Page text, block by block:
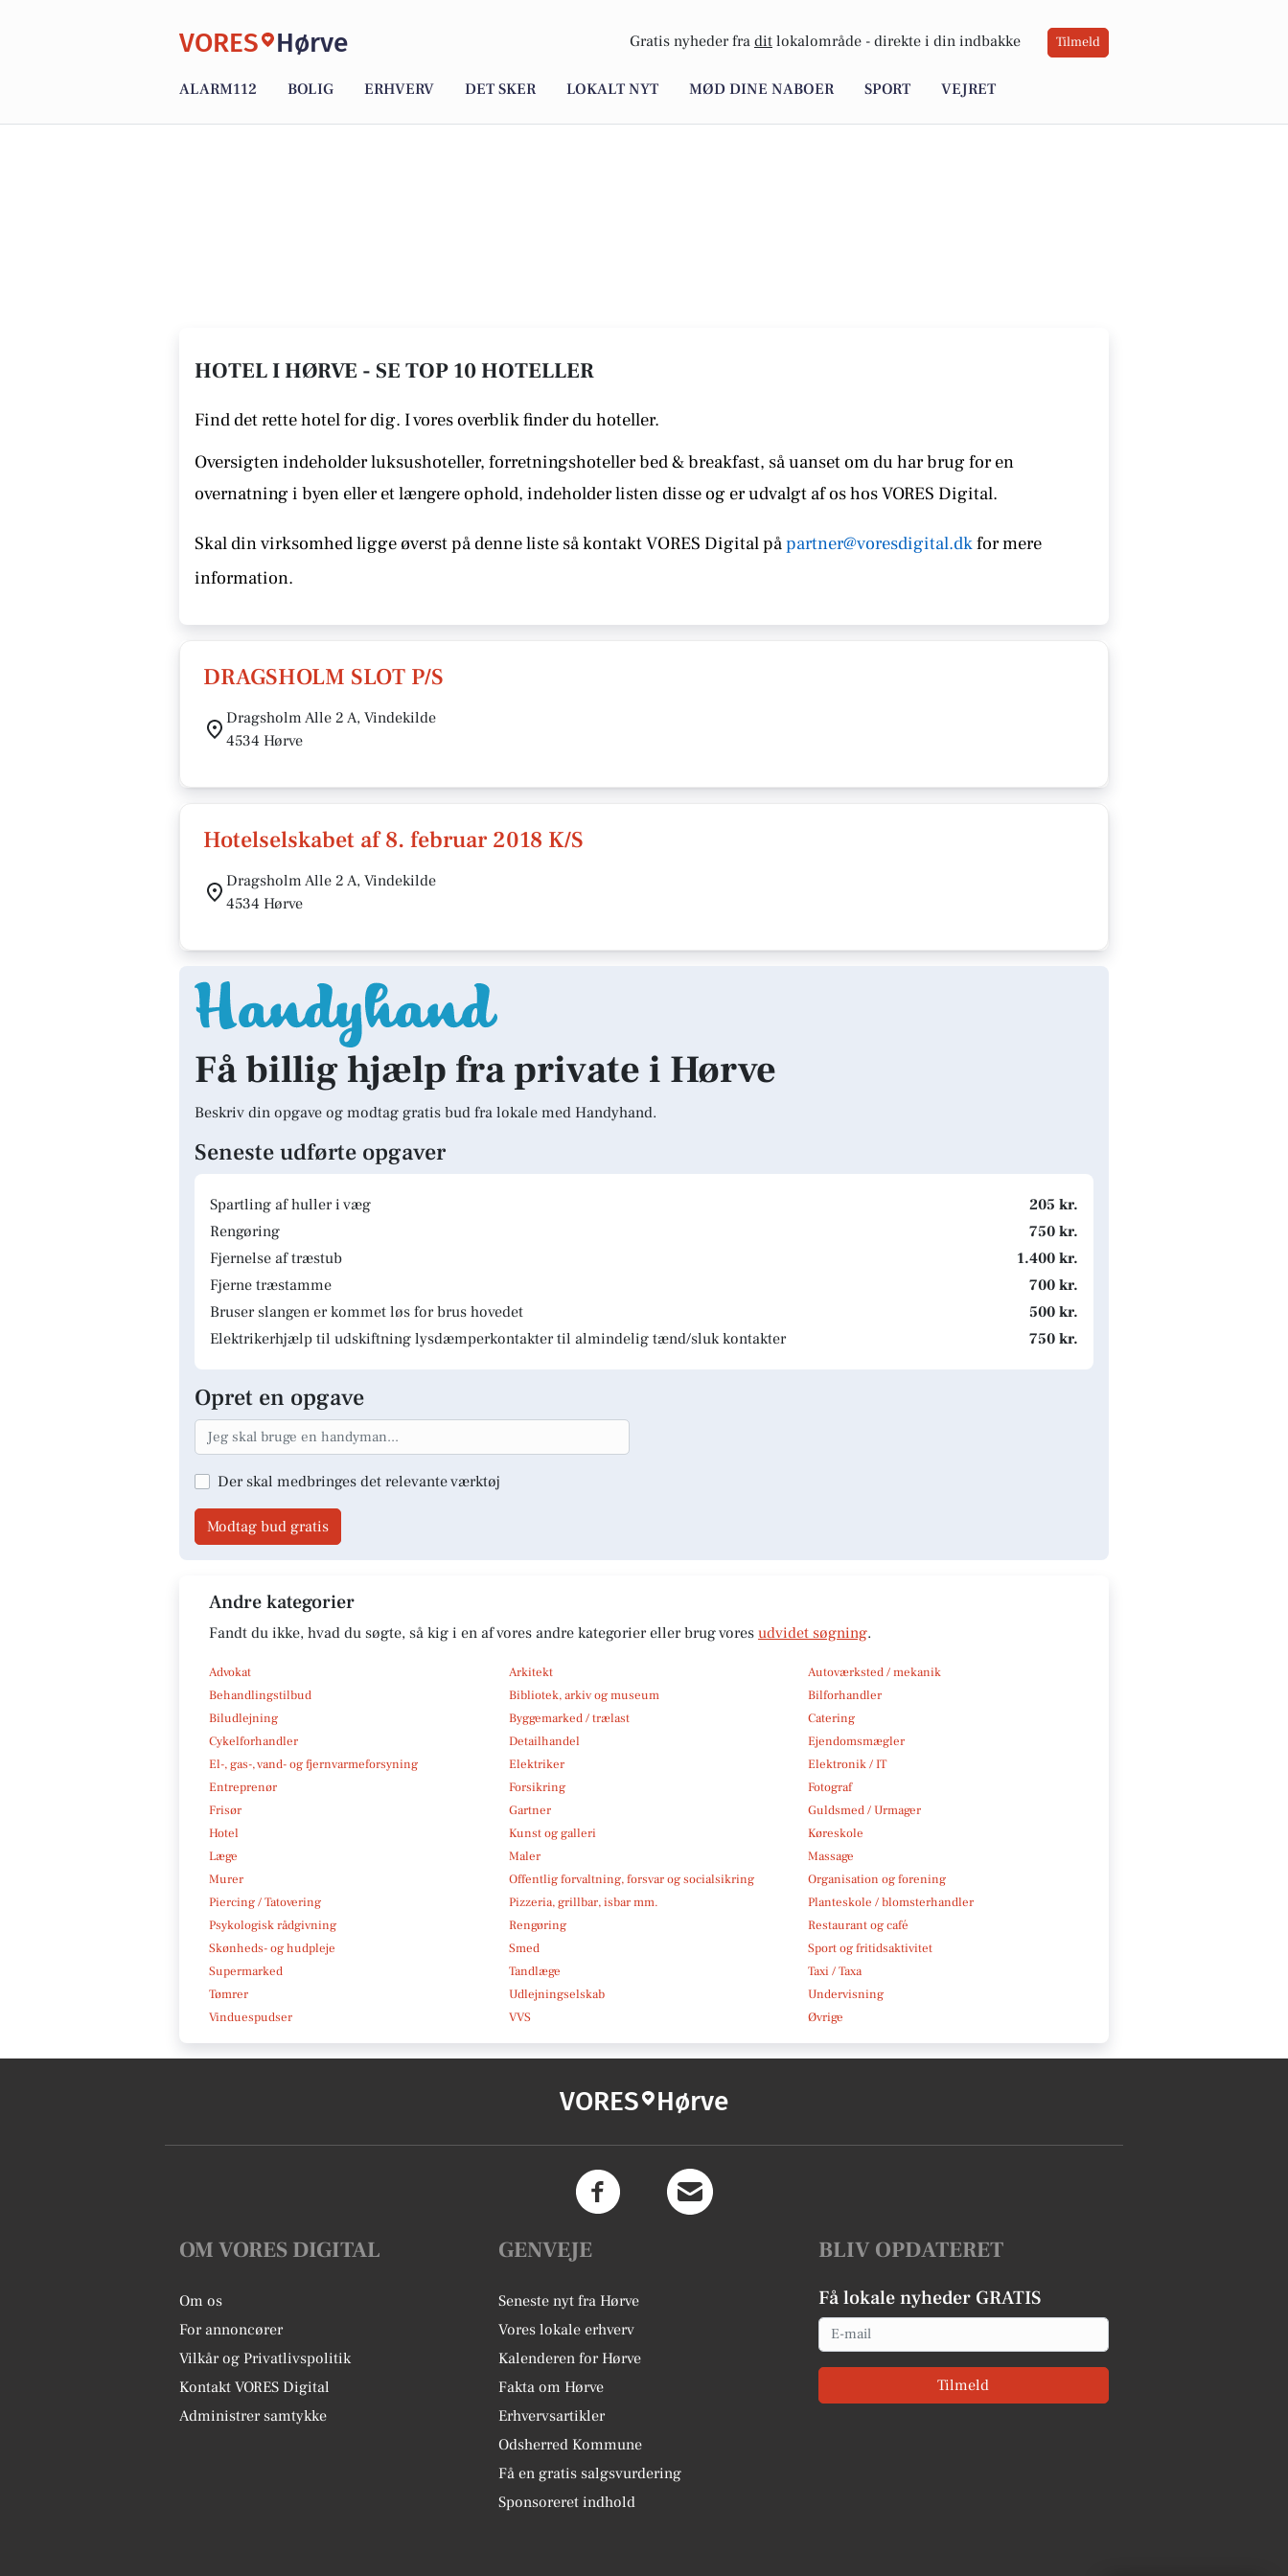
VORES Hørve Gratis nyheder fra dit lokalområde - direkte i din indbakke Tilmeld
ALARM112 BOLIG ERHVERV DET SKER LOKALT NYT MØD DINE NABOER SPORT VEJRET
HOTEL I HØRVE - SE TOP 10 HOTELLER
Find det rette hotel for dig. I vores overblik finder du hoteller.
Oversigten indeholder luksushoteller, forretningshoteller bed & breakfast, så uanset om du har brug for en
overnatning i byen eller et længere ophold, indeholder listen disseog er udvalgt af os hos VORES Digital.
Skal din virksomhed ligge øverst på denne liste så kontaktVORES Digital påpartner@voresdigital.dkfor mere
information.
DRAGSHOLM SLOT P/S
Dragsholm Alle 2 A, Vindekilde
4534 Hørve
Hotelselskabet af 8. februar 2018 K/S
Dragsholm Alle 2 A, Vindekilde
4534 Hørve
Få billig hjælp fra private i Hørve
Beskriv din opgave og modtag gratis bud fra lokale med Handyhand.
Seneste udførte opgaver
Spartling af huller i væg
205 kr.
Rengøring
750 kr.
Fjernelse af træstub
1.400 kr.
Fjerne træstamme
700 kr.
Bruser slangen er kommet løs for brus hovedet
500 kr.
Elektrikerhjælp til udskiftning lysdæmperkontakter til almindelig tænd/sluk kontakter
750 kr.
Opret en opgave
Der skal medbringes det relevante værktøj
Modtag bud gratis
Andre kategorier
Fandt du ikke, hvad du søgte, så kig i en af vores andre kategorier eller brug vores udvidet søgning.
Advokat Arkitekt
Autoværksted / mekanik
Behandlingstilbud
Bibliotek, arkiv og museum
Bilforhandler
Biludlejning
Byggemarked / trælast
Catering
Cykelforhandler
Detailhandel
Ejendomsmægler
El-, gas-, vand- og fjernvarmeforsyning
Elektriker
Elektronik / IT
Entreprenør
Forsikring
Fotograf
Frisør
Gartner
Guldsmed / Urmager
Hotel
Kunst og galleri
Køreskole
Læge
Maler
Massage
Murer
Offentlig forvaltning, forsvar og socialsikring
Organisation og forening
Piercing / Tatovering
Pizzeria, grillbar, isbar mm.
Planteskole / blomsterhandler
Psykologisk rådgivning
Rengøring
Restaurant og café
Skønheds- og hudpleje
Smed
Sport og fritidsaktivitet
Supermarked
Tandlæge
Taxi / Taxa
Tømrer
Udlejningselskab
Undervisning
Vinduespudser
VVS Øvrige
VORES Hørve
OM VORES DIGITAL
Om os
For annoncører
Vilkår og Privatlivspolitik
Kontakt VORES Digital
Administrer samtykke
GENVEJE
Seneste nyt fra Hørve
Vores lokale erhverv
Kalenderen for Hørve
Fakta om Hørve
Erhvervsartikler
Odsherred Kommune
Få en gratis salgsvurdering
Sponsoreret indhold
BLIV OPDATERET
Få lokale nyheder GRATIS
Email
Tilmeld